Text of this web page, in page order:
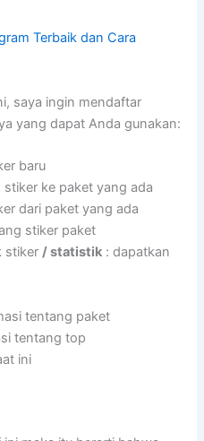
Terbaik dan Cara
saya ingin mendaftar
yang dapat Anda gunakan:
baru
ke paket yang ada
dari paket yang ada
stiker paket
stiker/ statistik : dapatkan
tentang paket
tentang top
ini